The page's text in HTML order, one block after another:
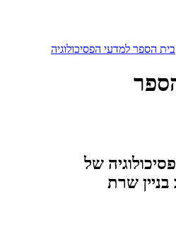
בית הספר למדעי הפסיכולוגיה